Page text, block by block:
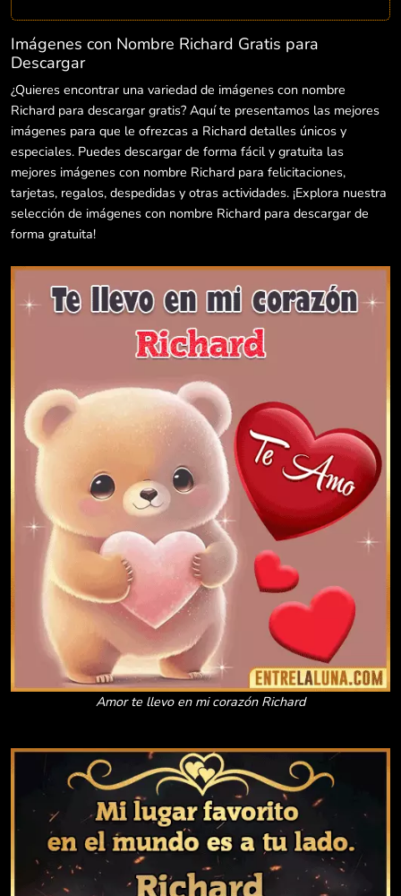
Imágenes con Nombre Richard Gratis para
Descargar
¿Quieres encontrar una variedad de imágenes con nombre
Richard para descargar gratis? Aquí te presentamos las mejores
imágenes para que le ofrezcas a Richard detalles únicos y
especiales. Puedes descargar de forma fácil y gratuita las
mejores imágenes con nombre Richard para felicitaciones,
tarjetas, regalos, despedidas y otras actividades. ¡Explora nuestra
selección de imágenes con nombre Richard para descargar de
forma gratuita!
Amor te llevo en mi corazón Richard